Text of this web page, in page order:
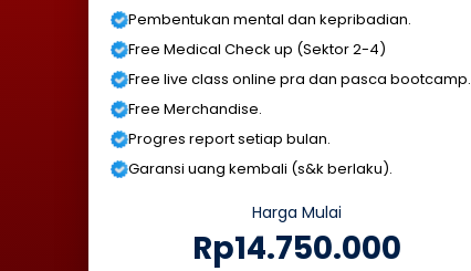
Pembentukan mental dan kepribadian.
Free Medical Check up (Sektor 2-4)
Free live class online pra dan pasca bootcamp.
Free Merchandise.
Progres report setiap bulan.
Garansi uang kembali (s&k berlaku).
Harga Mulai
Rp14.750.000